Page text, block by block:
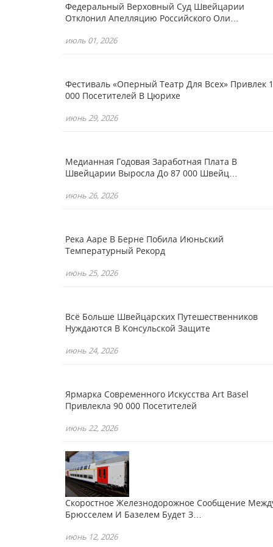
Федеральный Верховный Суд Швейцарии
Отклонил Апелляцию Российского Оли…
июль 01, 2026
Фестиваль «Оперный Театр Для Всех» Привлек
000 Посетителей В Цюрихе
июнь 29, 2026
Медианная Годовая Заработная Плата В
Швейцарии Выросла До 87 000 Швейц…
июнь 26, 2026
Река Ааре В Берне Побила Июньский
Температурный Рекорд
июнь 25, 2026
Всё Больше Швейцарских Путешественников
Нуждаются В Консульской Защите
июнь 24, 2026
Ярмарка Современного Искусства Art Basel
Привлекла 90 000 Посетителей
июнь 22, 2026
Скоростное Железнодорожное Сообщение
Брюсселем И Базелем Будет З…
июнь 12, 2026